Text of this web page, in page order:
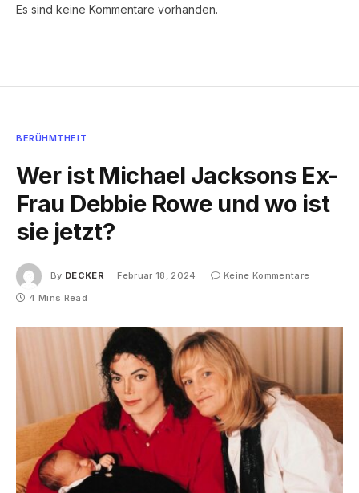
Es sind keine Kommentare vorhanden.
BERÜHMTHEIT
Wer ist Michael Jacksons Ex-
Frau Debbie Rowe und wo ist
sie jetzt?
By DECKER Februar 18, 2024
Keine Kommentare
4 Mins Read